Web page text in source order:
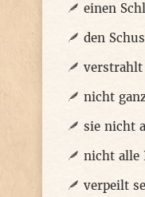
einen
den
verstrahlt
nicht
sie nicht
nicht alle
verpeilt